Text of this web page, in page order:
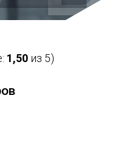
1,50 из 5)